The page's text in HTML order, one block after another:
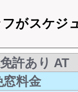
がスケジ
許あり AT
窓料金